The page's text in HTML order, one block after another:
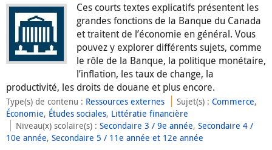
Ces courts textes explicatifs présentent les
grandes fonctions de la Banque du Canada
et traitent de l’économie en général. Vous
pouvez y explorer différents sujets, comme
le rôle de la Banque, la politique monétaire,
l’inflation, les taux de change, la
productivité, les droits de douane et plus encore.
Type(s) de contenu : Ressources externes Sujet(s) :Commerce,
Économie, Études sociales, Littératie financière
Niveau(x) scolaire(s) :Secondaire 3 / 9e année,Secondaire 4 /
10e année, Secondaire 5 / 11e année et 12e année